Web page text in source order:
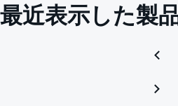
最近表示した製